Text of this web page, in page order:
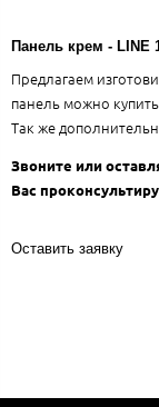
Панель крем - LINE
Предлагаем
панель можно
Так же
Звоните или
Вас
Оставить заявку